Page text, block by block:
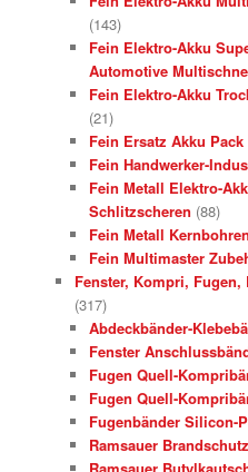
(143)
Fein Elektro-Akku
Automotive
Fein Elektro-Akku
(21)
Fein Ersatz Akku Pack
Fein Handwerker-
Fein Metall Elektro-
Schlitzscheren (88)
Fein Metall
Fein Multimaster
Fenster, Kompri,
(317)
Abdeckbänder-
Fenster
Fugen Quell-
Fugen Quell-
Fugenbänder Silicon-
Ramsauer